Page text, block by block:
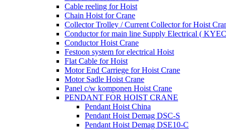
Cable reeling for Hoist
Chain Hoist for Crane
Collector Trolley / Current Collector for Hoist
Conductor for main line Supply Electrical (
Conductor Hoist Crane
Festoon system for electrical Hoist
Flat Cable for Hoist
Motor End Carriege for Hoist Crane
Motor Sadle Hoist Crane
Panel c/w komponen Hoist Crane
PENDANT FOR HOIST CRANE
Pendant Hoist China
Pendant Hoist Demag DSC-S
Pendant Hoist Demag DSE10-C